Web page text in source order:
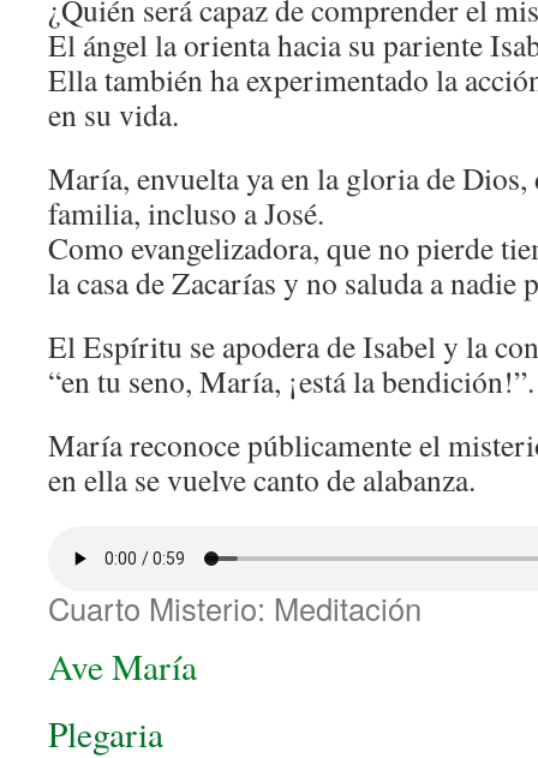
¿Quién será capaz de comprender el
El ángel la orienta hacia su pariente
Ella también ha experimentado la
en su vida.
María, envuelta ya en la gloria de Dios,
familia, incluso a José.
Como evangelizadora, que no pierde
la casa de Zacarías y no saluda a nadie
El Espíritu se apodera de Isabel y la
“en tu seno, María, ¡está la bendición!”.
María reconoce públicamente el
en ella se vuelve canto de alabanza.
Cuarto Misterio: Meditación
Ave María
Plegaria